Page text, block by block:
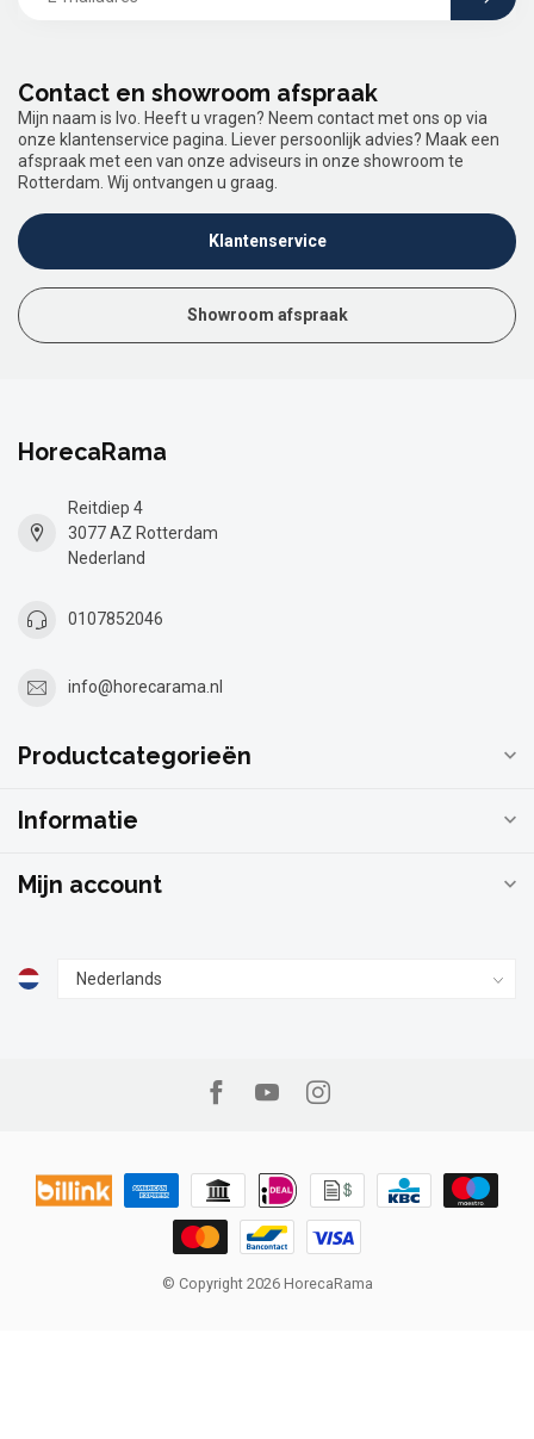
Contact en showroom afspraak
Mijn naam is Ivo. Heeft u vragen? Neem contact met ons op via
onze klantenservice pagina. Liever persoonlijk advies? Maak een
afspraak met een van onze adviseurs in onze showroom te
Rotterdam. Wij ontvangen u graag.
Klantenservice
Showroom afspraak
HorecaRama
Reitdiep 4
3077 AZ Rotterdam
Nederland
0107852046
info@horecarama.nl
Productcategorieën
Informatie
Mijn account
© Copyright 2026 HorecaRama